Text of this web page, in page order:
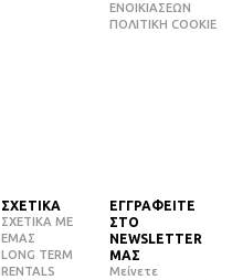
ΣΧΕΤΙΚΑ
ΣΧΕΤΙΚΑ ΜΕ
ΕΜΑΣ
LONG TERM
RENTALS
EΝΟΙΚΊΑΣΕΩΝ
ΠΟΛΙΤΙΚΉ COOKIE
ΕΓΓΡΑΦΕΙΤΕ
ΣΤΟ
NEWSLETTER
ΜΑΣ
Μείνετε